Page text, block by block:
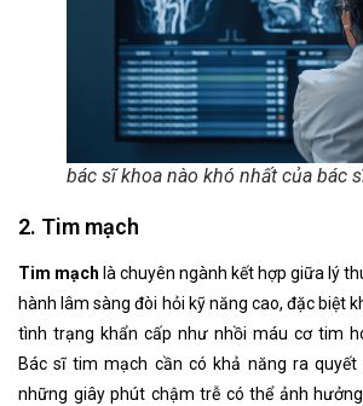
bác sĩ khoa nào khó nhất của bác
2. Tim mạch
Tim mạch là chuyên ngành kết hợp giữa lý
hành lâm sàng đòi hỏi kỹ năng cao, đặc biệt
tình trạng khẩn cấp như nhồi máu cơ tim
Bác sĩ tim mạch cần có khả năng ra quyết
những giây phút chậm trễ có thể ảnh